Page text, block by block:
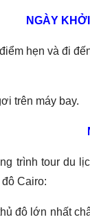
NGÀY
hẹn và đi
trên máy bay.
trình tour du
Cairo:
đô lớn nhất